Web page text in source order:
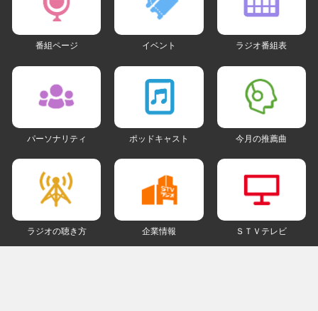
番組ページ イベント ラジオ番組表
パーソナリティ ポッドキャスト 今月の推薦曲
ラジオの聴き方 企業情報 ＳＴＶテレビ